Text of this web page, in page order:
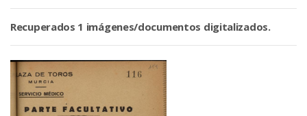
Recuperados 1 imágenes/documentos digitalizados.